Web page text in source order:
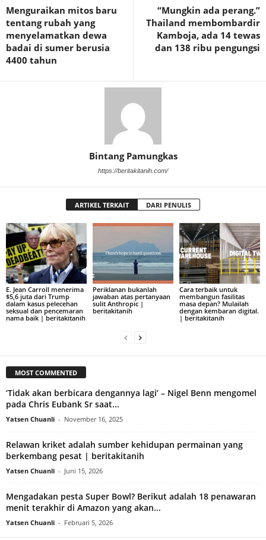
Menguraikan mitos baru
tentang rubah yang
menyelamatkan dewa
badai di sumer berusia
4400 tahun
“Mungkin ada perang.”
Thailand membombardir
Kamboja, ada 14 tewas
dan 138 ribu pengungsi
Bintang Pamungkas
https://beritakitanih.com/
ARTIKEL TERKAIT DARI PENULIS
E. Jean Carroll menerima
$5,6 juta dari Trump
dalam kasus pelecehan
seksual dan pencemaran
nama baik | beritakitanih
Periklanan bukanlah
jawaban atas pertanyaan
sulit Anthropic |
beritakitanih
Cara terbaik untuk
membangun fasilitas
masa depan? Mulailah
dengan kembaran digital.
| beritakitanih
MOST COMMENTED
‘Tidak akan berbicara dengannya lagi’ – Nigel Benn mengomel
pada Chris Eubank Sr saat...
Yatsen Chuanli - November 16, 2025
Relawan kriket adalah sumber kehidupan permainan yang
berkembang pesat | beritakitanih
Yatsen Chuanli - Juni 15, 2026
Mengadakan pesta Super Bowl? Berikut adalah 18 penawaran
menit terakhir di Amazon yang akan...
Yatsen Chuanli - Februari 5, 2026